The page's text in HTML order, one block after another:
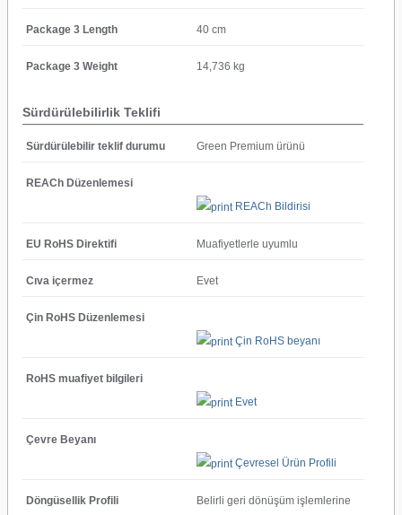
Package 3 Length 40 cm
Package 3 Weight 14,736 kg
Sürdürülebilirlik Teklifi
Sürdürülebilir teklif durumu Green Premium ürünü
REACh Düzenlemesi
REACh Bildirisi
EU RoHS Direktifi Muafiyetlerle uyumlu
Cıva içermez Evet
Çin RoHS Düzenlemesi
Çin RoHS beyanı
RoHS muafiyet bilgileri
Evet
Çevre Beyanı
Çevresel Ürün Profili
Döngüsellik Profili
Belirli geri dönüşüm işlemlerine